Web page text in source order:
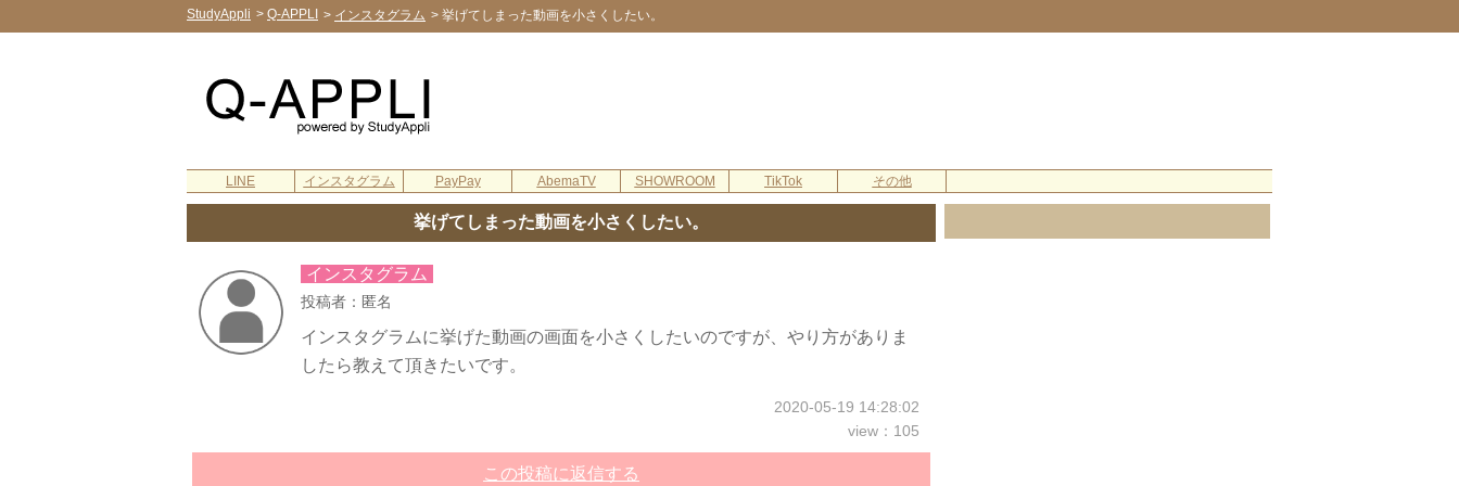
StudyAppli > Q-APPLI > インスタグラム > 挙げてしまった動画を小さくしたい。
LINE インスタグラム PayPay AbemaTV SHOWROOM TikTok その他
挙げてしまった動画を小さくしたい。
インスタグラム
投稿者：匿名
インスタグラムに挙げた動画の画面を小さくしたいのですが、やり方がありま
したら教えて頂きたいです。
2020-05-19 14:28:02
view：105
この投稿に返信する